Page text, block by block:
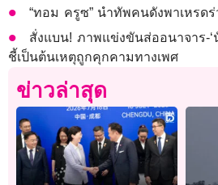
“ทอม ครูซ” นำทัพคนดังพาเหรด
สั่งแบน! ภาพแข่งขันส่ออนาจาร-
ชี้เป็นต้นเหตุถูกคุกคามทางเพศ
ข่าวล่าสุด